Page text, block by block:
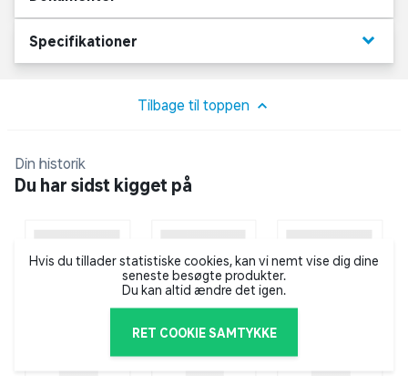
Gardinet tåler ikke vask, rens eller strygning, men kan
tørres af med en fugtig klud.
Specifikationer keyboard_arrow_down
Tilbage til toppen
Din historik
Du har sidst kigget på
Hvis du tillader statistiske cookies, kan vi nemt vise dig dine
seneste besøgte produkter.
Du kan altid ændre det igen.
RET COOKIE SAMTYKKE